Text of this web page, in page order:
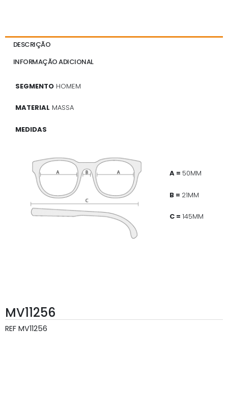
DESCRIÇÃO
INFORMAÇÃO ADICIONAL
SEGMENTO HOMEM
MATERIAL MASSA
MEDIDAS
A = 50MM
B = 21MM
C = 145MM
MV11256
REF MV11256